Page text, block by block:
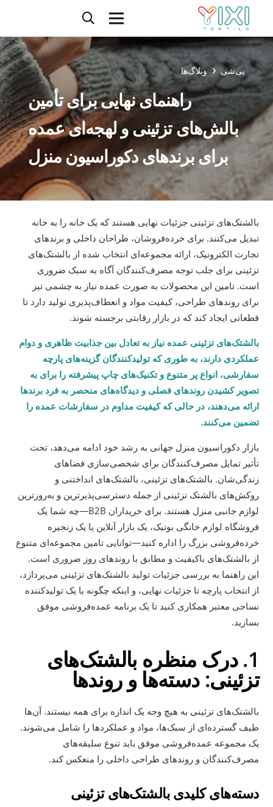
یی‌شی وبلاگ‌ها
راهنمای نهایی برای تأمین
بالش‌های تزئینی و لهجه‌ای عمده
برای برندهای دکوراسیون منزل
بالشتک‌های تزئینی جزئیات نهایی هستند که یک خانه را به خانه
تبدیل می‌کنند. برای خرده‌فروشان، طراحان داخلی و برندهای
تجارت الکترونیک، ارائه مجموعه‌ای انتخاب شده از بالشتک‌های
تزئینی برای جلب توجه مصرف‌کنندگان آگاه به سبک ضروری
است. تامین این محصولات به صورت عمده نیاز به چشمی تیز
برای روندهای طراحی، کیفیت مواد و انعطاف‌پذیری تولید دارد تا
قطعاتی ایجاد کند که در بازار رقابتی برجسته شوند.
بالشتک‌های تزئینی عمده نیاز به تعادل بین جذابیت ظاهری و دوام
عملکردی دارند، به طوری که تولیدکنندگان گزینه‌های پارچه
سفارشی، انواع پر متنوع و تکنیک‌های چاپ پیشرفته را برای به
تصویر کشیدن روندهای فصلی و دیدگاه‌های منحصر به فرد برندها
ارائه می‌دهند، در حالی که کیفیت مداوم در سفارشات عمده را
تضمین می‌کنند.
بازار دکوراسیون منزل جهانی به رشد خود ادامه می‌دهد، تحت
تأثیر تمایل مصرف‌کنندگان برای شخصی‌سازی فضاهای
زندگی‌شان. بالشتک‌های تزئینی، بالشتک‌های انداختنی و
روکش‌های بالشتک تزئینی از جمله دسترسی‌پذیرترین و به‌روزترین
لوازم جانبی منزل هستند. برای خریداران B2B—چه شما یک
فروشگاه لوازم خانگی بوتیک، یک بازار آنلاین یا یک زنجیره
خرده‌فروشی بزرگ را اداره کنید—توانایی تامین مجموعه‌ای متنوع
از بالشتک‌های باکیفیت و مطابق با روندهای روز ضروری است.
این راهنما به بررسی جزئیات تولید بالشتک‌های تزئینی می‌پردازد،
از انتخاب پارچه تا جزئیات نهایی، و اینکه چگونه با یک تولیدکننده
نساجی معتبر همکاری کنید تا یک برنامه عمده‌فروشی موفق
بسازید.
1. درک منظره بالشتک‌های
تزئینی: دسته‌ها و روندها
بالشتک‌های تزئینی به هیچ وجه یک اندازه برای همه نیستند. آن‌ها
طیف گسترده‌ای از سبک‌ها، مواد و عملکردها را شامل می‌شوند.
یک مجموعه عمده‌فروشی موفق باید تنوع سلیقه‌های
مصرف‌کنندگان و روندهای طراحی داخلی را منعکس کند.
دسته‌های کلیدی بالشتک‌های تزئینی